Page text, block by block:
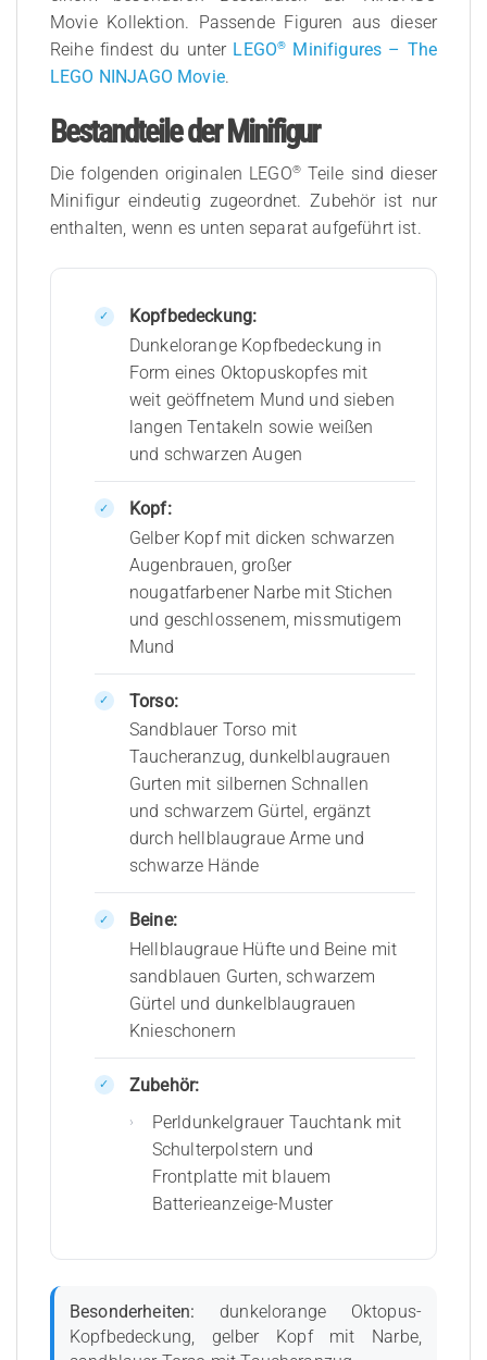
Movie Kollektion. Passende Figuren aus dieser
Reihe findest du unter LEGO®
Minifigures – The
LEGO NINJAGO Movie.
Bestandteile der Minifigur
Die folgenden originalen LEGO®Teile sind dieser
Minifigur eindeutig zugeordnet. Zubehör ist nur
enthalten, wenn es unten separat aufgeführt ist.
Kopfbedeckung:
Dunkelorange Kopfbedeckung in
Form eines Oktopuskopfes mit
weit geöffnetem Mund und sieben
langen Tentakeln sowie weißen
und schwarzen Augen
Kopf:
Gelber Kopf mit dicken schwarzen
Augenbrauen, großer
nougatfarbener Narbe mit Stichen
und geschlossenem, missmutigem
Mund
Torso:
Sandblauer Torso mit
Taucheranzug, dunkelblaugrauen
Gurten mit silbernen Schnallen
und schwarzem Gürtel, ergänzt
durch hellblaugraue Arme und
schwarze Hände
Beine:
Hellblaugraue Hüfte und Beine mit
sandblauen Gurten, schwarzem
Gürtel und dunkelblaugrauen
Knieschonern
Zubehör:
Perldunkelgrauer Tauchtank mit
Schulterpolstern und
Frontplatte mit blauem
Batterieanzeige-Muster
Besonderheiten: dunkelorange Oktopus-
Kopfbedeckung, gelber Kopf mit Narbe,